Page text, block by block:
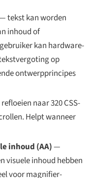
tekst kan worden
inhoud of
kan hardware-
op
ontwerpprincipes
naar 320 CSS-
Helpt wanneer
inhoud (AA)—
visuele inhoud hebben
voor magnifier-